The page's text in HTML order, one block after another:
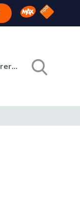
Omroep MAX
NPO
Registreren